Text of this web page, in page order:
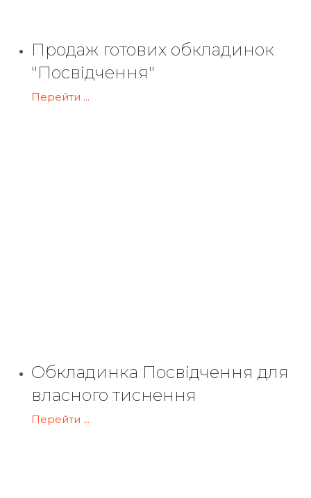
Продаж готових обкладинок
"Посвідчення"
Перейти ...
Обкладинка Посвідчення для
власного тиснення
Перейти ...